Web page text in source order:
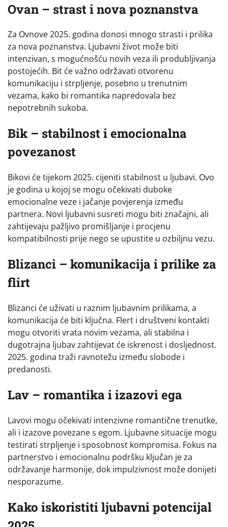
Ovan – strast i nova poznanstva
Za Ovnove 2025. godina donosi mnogo strasti i prilika
za nova poznanstva. Ljubavni život može biti
intenzivan, s mogućnošću novih veza ili produbljivanja
postojećih. Bit će važno održavati otvorenu
komunikaciju i strpljenje, posebno u trenutnim
vezama, kako bi romantika napredovala bez
nepotrebnih sukoba.
Bik – stabilnost i emocionalna
povezanost
Bikovi će tijekom 2025. cijeniti stabilnost u ljubavi. Ovo
je godina u kojoj se mogu očekivati duboke
emocionalne veze i jačanje povjerenja između
partnera. Novi ljubavni susreti mogu biti značajni, ali
zahtijevaju pažljivo promišljanje i procjenu
kompatibilnosti prije nego se upustite u ozbiljnu vezu.
Blizanci – komunikacija i prilike za
flirt
Blizanci će uživati u raznim ljubavnim prilikama, a
komunikacija će biti ključna. Flert i društveni kontakti
mogu otvoriti vrata novim vezama, ali stabilna i
dugotrajna ljubav zahtijevat će iskrenost i dosljednost.
2025. godina traži ravnotežu između slobode i
predanosti.
Lav – romantika i izazovi ega
Lavovi mogu očekivati intenzivne romantične trenutke,
ali i izazove povezane s egom. Ljubavne situacije mogu
testirati strpljenje i sposobnost kompromisa. Fokus na
partnerstvo i emocionalnu podršku ključan je za
održavanje harmonije, dok impulzivnost može donijeti
nesporazume.
Kako iskoristiti ljubavni potencijal